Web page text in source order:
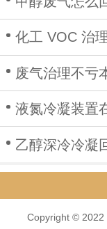
化工 VOC 治理痛
废气治理不亏本！
液氮冷凝装置
乙醇深冷冷凝回收：-
Copyright © 2022